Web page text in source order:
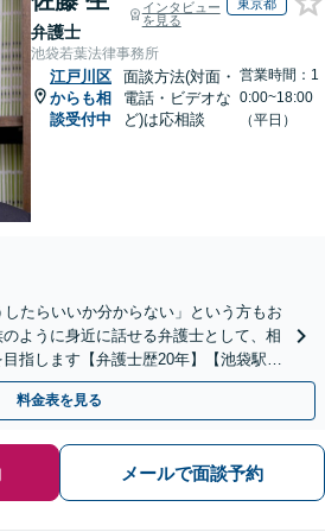
弁護士
インタビュー
を見る
東京都
池袋若葉法律事務所
江戸川区
からも相
談受付中
面談方法(対面・
電話・ビデオな
ど)は応相談
営業時間：1
0:00~18:00
（平日）
したらいいか分からない」という方もお
ように身近に話せる弁護士として、相
指します【弁護士歴20年】【池袋駅5
料金表を見る
メールで面談予約